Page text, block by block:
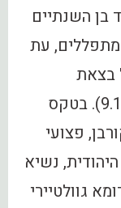
בן השנתיים
עת
בצאת
המתפללים מתפילת החג (9.10.1982). בטקס
פצועי
נשיא
גוולטיירי